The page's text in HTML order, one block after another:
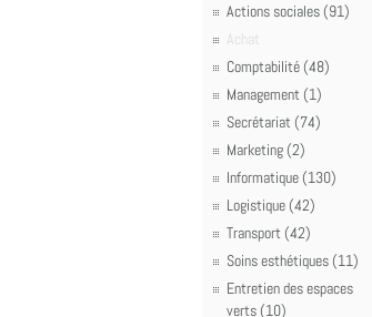
Actions sociales (91)
Achat
Comptabilité (48)
Management (1)
Secrétariat (74)
Marketing (2)
Informatique (130)
Logistique (42)
Transport (42)
Soins esthétiques (11)
Entretien des espaces
verts (10)